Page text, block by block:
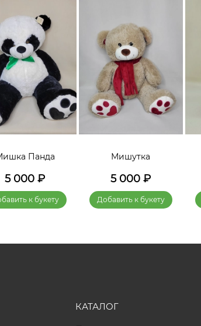
Панда
5 000 ₽
к букету
Мишутка
5 000 ₽
Добавить к букету
КАТАЛОГ